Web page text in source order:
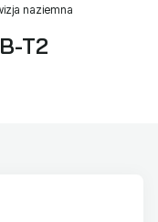
naziemna
T2